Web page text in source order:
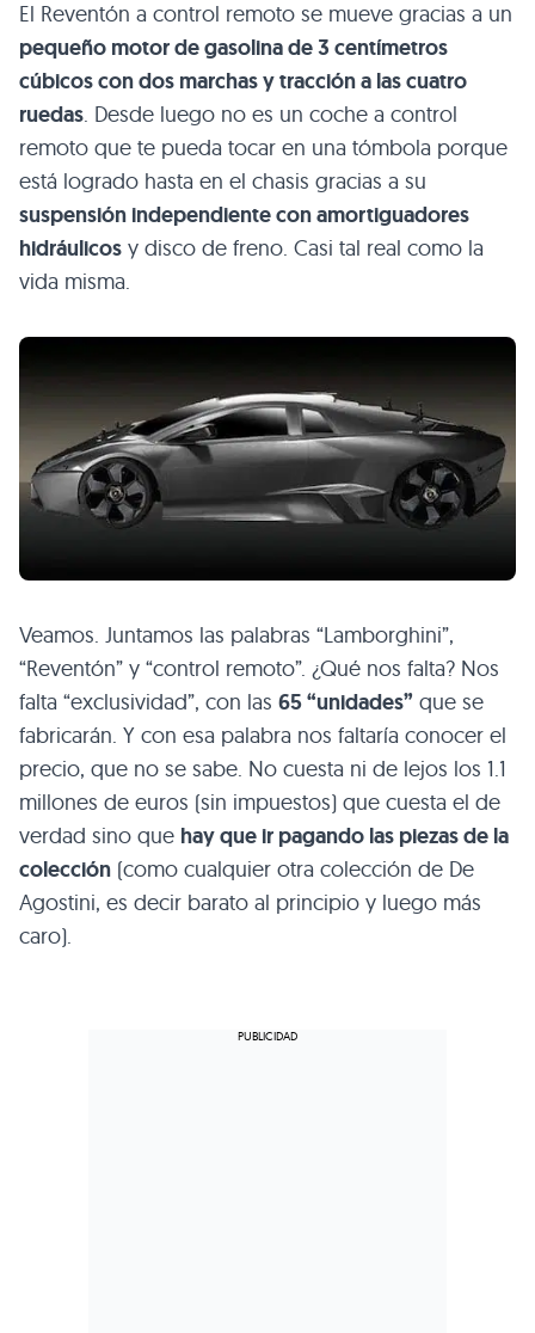
El Reventón a control remoto se mueve gracias a un
pequeño motor de gasolina de 3 centímetros
cúbicos con dos marchas y tracción a las cuatro
ruedas. Desde luego no es un coche a control
remoto que te pueda tocar en una tómbola porque
está logrado hasta en el chasis gracias a su
suspensión independiente con amortiguadores
hidráulicos y disco de freno. Casi tal real como la
vida misma.
Veamos. Juntamos las palabras “Lamborghini”,
“Reventón” y “control remoto”. ¿Qué nos falta? Nos
falta “exclusividad”, con las 65 “unidades” que se
fabricarán. Y con esa palabra nos faltaría conocer el
precio, que no se sabe. No cuesta ni de lejos los 1.1
millones de euros (sin impuestos) que cuesta el de
verdad sino que hay que ir pagando las piezas de la
colección (como cualquier otra colección de De
Agostini, es decir barato al principio y luego más
caro).